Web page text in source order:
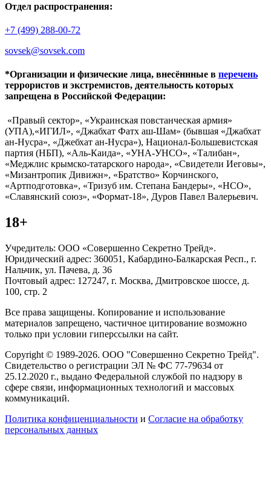
Отдел распространения:
+7 (499) 288-00-72
sovsek@sovsek.com
*Организации и физические лица, внесённные в перечень
террористов и экстремистов, деятельность которых
запрещена в Российской Федерации:
«Правый сектор», «Украинская повстанческая армия»
(УПА),«ИГИЛ», «Джабхат Фатх аш-Шам» (бывшая «Джабхат
ан-Нусра», «Джебхат ан-Нусра»), Национал-Большевистская
партия (НБП), «Аль-Каида», «УНА-УНСО», «Талибан»,
«Меджлис крымско-татарского народа», «Свидетели Иеговы»,
«Мизантропик Дивижн», «Братство» Корчинского,
«Артподготовка», «Тризуб им. Степана Бандеры», «НСО»,
«Славянский союз», «Формат-18», Дуров Павел Валерьевич.
18+
Учредитель: ООО «Совершенно Секретно Трейд».
Юридический адрес: 360051, Кабардино-Балкарская Респ., г.
Нальчик, ул. Пачева, д. 36
Почтовый адрес: 127247, г. Москва, Дмитровское шоссе, д.
100, стр. 2
Все права защищены. Копирование и использование
материалов запрещено, частичное цитирование возможно
только при условии гиперссылки на сайт.
Copyright © 1989-2026. ООО "Совершенно Секретно Трейд".
Свидетельство о регистрации ЭЛ № ФС 77-79634 от
25.12.2020 г., выдано Федеральной службой по надзору в
сфере связи, информационных технологий и массовых
коммуникаций.
Политика конфиценциальности и Согласие на обработку
персональных данных